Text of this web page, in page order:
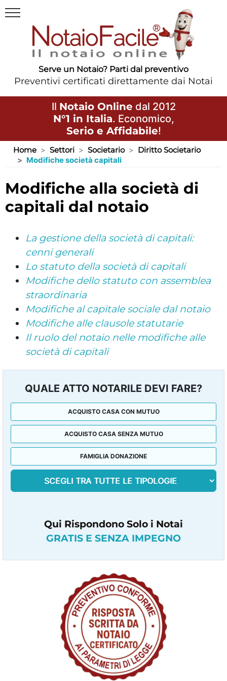
Serve un Notaio? Parti dal preventivo
Preventivi certificati direttamente dai Notai
Il Notaio Online dal 2012
N°1 in Italia. Economico,
Serio e Affidabile!
Home Settori Societario
Diritto Societario
Modifiche società capitali
modifiche alla società di
capitali dal notaio
La gestione della società di capitali:
cenni generali
Lo statuto della società di capitali
Modifiche dello statuto con assemblea
straordinaria
Modifiche al capitale sociale dal notaio
Modifiche alle clausole statutarie
Il ruolo del notaio nelle modifiche alle
società di capitali
QUALE ATTO NOTARILE DEVI FARE?
ACQUISTO CASA CON MUTUO
ACQUISTO CASA SENZA MUTUO
FAMIGLIA DONAZIONE
Qui Rispondono Solo i Notai
GRATIS E SENZA IMPEGNO